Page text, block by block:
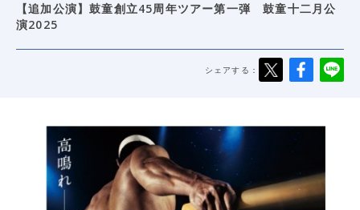
【追加公演】鼓童創立45周年ツアー第一弾 鼓童十二月公
演2025
シェアする：